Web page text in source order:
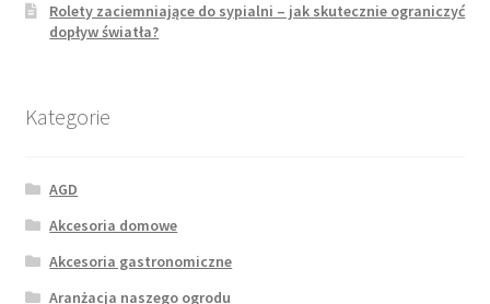
Rolety zaciemniające do sypialni – jak skutecznie ograniczyć
dopływ światła?
Kategorie
AGD
Akcesoria domowe
Akcesoria gastronomiczne
Aranżacja naszego ogrodu